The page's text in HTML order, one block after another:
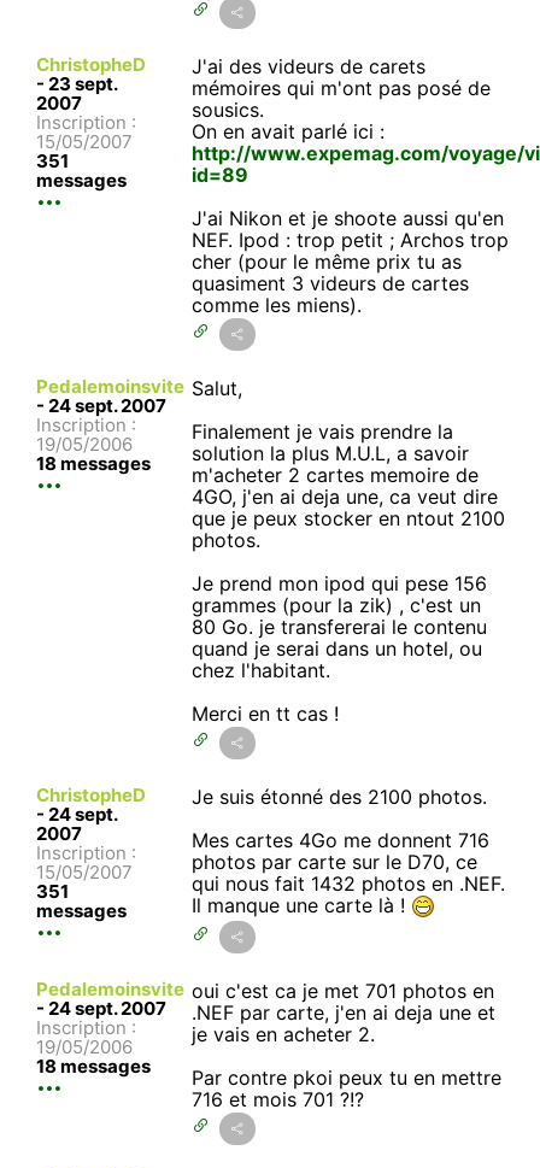
ChristopheD
- 23 sept.
2007
Inscription :
15/05/2007
351
messages
J'ai des videurs de carets
mémoires qui m'ont pas posé de
sousics.
On en avait parlé ici :
http://www.expemag.com/voyage/
id=89
J'ai Nikon et je shoote aussi qu'en
NEF. Ipod : trop petit ; Archos trop
cher (pour le même prix tu as
quasiment 3 videurs de cartes
comme les miens).
Pedalemoinsvite
- 24 sept. 2007
Inscription :
19/05/2006
18 messages
Salut,
Finalement je vais prendre la
solution la plus M.U.L, a savoir
m'acheter 2 cartes memoire de
4GO, j'en ai deja une, ca veut dire
que je peux stocker en ntout 2100
photos.
Je prend mon ipod qui pese 156
grammes (pour la zik) , c'est un
80 Go. je transfererai le contenu
quand je serai dans un hotel, ou
chez l'habitant.
Merci en tt cas !
ChristopheD
- 24 sept.
2007
Inscription :
15/05/2007
351
messages
Je suis étonné des 2100 photos.
Mes cartes 4Go me donnent 716
photos par carte sur le D70, ce
qui nous fait 1432 photos en .NEF.
Il manque une carte là !
Pedalemoinsvite
- 24 sept. 2007
Inscription :
19/05/2006
18 messages
oui c'est ca je met 701 photos en
.NEF par carte, j'en ai deja une et
je vais en acheter 2.
Par contre pkoi peux tu en mettre
716 et mois 701 ?!?